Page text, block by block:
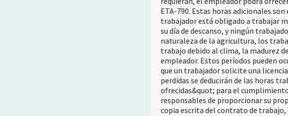
ETA-790. Estas horas adicionales
trabajador está obligado a trabajar
su día de descanso, y ningún
naturaleza de la agricultura, los
trabajo debido al clima, la madurez
empleador. Estos períodos pueden
que un trabajador solicite una
perdidas se deducirán de las horas
ofrecidas&quot; para el
responsables de proporcionar su
copia escrita del contrato de trabajo,